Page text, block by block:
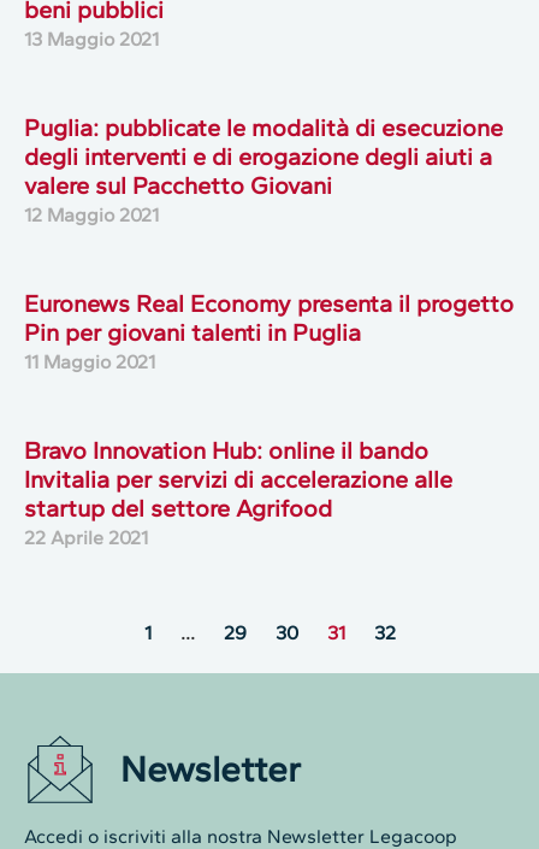
beni pubblici
13 Maggio 2021
Puglia: pubblicate le modalità di esecuzione
degli interventi e di erogazione degli aiuti a
valere sul Pacchetto Giovani
12 Maggio 2021
Euronews Real Economy presenta il progetto
Pin per giovani talenti in Puglia
11 Maggio 2021
Bravo Innovation Hub: online il bando
Invitalia per servizi di accelerazione alle
startup del settore Agrifood
22 Aprile 2021
1 … 29 30 31 32
Newsletter
Accedi o iscriviti alla nostra Newsletter Legacoop